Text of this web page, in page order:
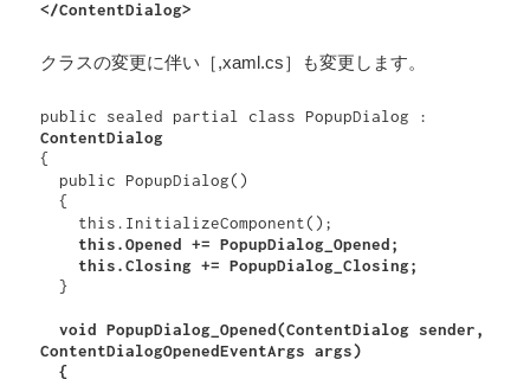
</ContentDialog>
クラスの変更に伴い［,xaml.cs］も変更します。
ContentDialog
{
  {
    this.Opened += PopupDialog_Opened;
    this.Closing += PopupDialog_Closing;
  }
  void PopupDialog_Opened(ContentDialog sender,
ContentDialogOpenedEventArgs args)
  {